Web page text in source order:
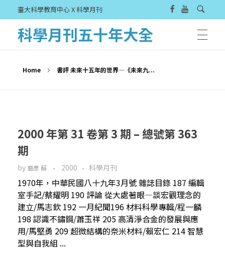
臺大科學教育中心 X 科學月刊
科學月刊五十年大全
Home 書評 未來十五年的世界—《未來九...
2000 年第 31 卷第 3 期 – 總號第 363
期
by 裔彥 蘇 2000 科學月刊
1970年，中華民國八十九年3月號 雜誌目錄 187 編輯
室手記/蔡耀明 190 評論 從大處著眼—談宏觀理念的
建立/馬志欽 192 一月紀聞196 材料科學專輯/程一麟
198 認識不鏽鋼/蕭玉祥 205 高清淨合金的發展與應
用/馬堅勇 209 超微結構的奈米材料/賴宏仁 214 智慧
型與自我組 ...